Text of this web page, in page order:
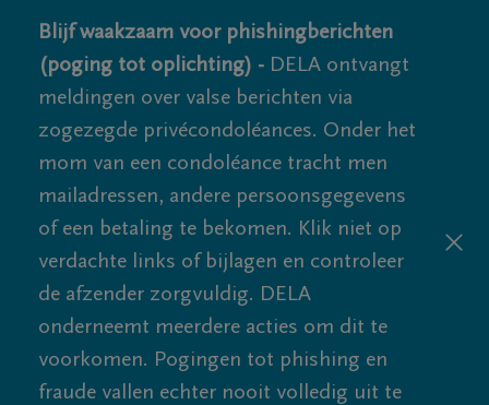
Blijf waakzaam voor phishingberichten
(poging tot oplichting) - DELA ontvangt
meldingen over valse berichten via
zogezegde privécondoléances. Onder het
mom van een condoléance tracht men
mailadressen, andere persoonsgegevens
of een betaling te bekomen. Klik niet op
verdachte links of bijlagen en controleer
de afzender zorgvuldig. DELA
onderneemt meerdere acties om dit te
voorkomen. Pogingen tot phishing en
fraude vallen echter nooit volledig uit te